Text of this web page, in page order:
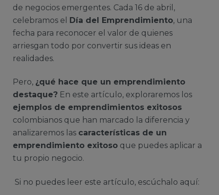
de negocios emergentes. Cada 16 de abril,
celebramos el Día del Emprendimiento, una
fecha para reconocer el valor de quienes
arriesgan todo por convertir sus ideas en
realidades.
Pero, ¿qué hace que un emprendimiento
destaque? En este artículo, exploraremos los
ejemplos de emprendimientos exitosos
colombianos que han marcado la diferencia y
analizaremos las características de un
emprendimiento exitoso que puedes aplicar a
tu propio negocio.
Si no puedes leer este artículo, escúchalo aquí: